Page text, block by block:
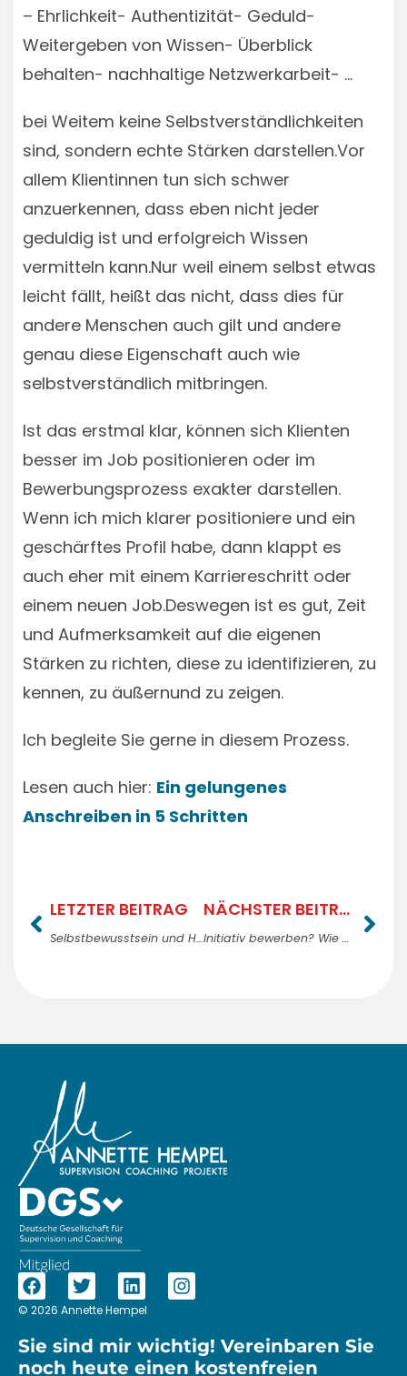
– Ehrlichkeit- Authentizität- Geduld-
Weitergeben von Wissen- Überblick
behalten- nachhaltige Netzwerkarbeit- …
bei Weitem keine Selbstverständlichkeiten
sind, sondern echte Stärken darstellen.Vor
allem Klientinnen tun sich schwer
anzuerkennen, dass eben nicht jeder
geduldig ist und erfolgreich Wissen
vermitteln kann.Nur weil einem selbst etwas
leicht fällt, heißt das nicht, dass dies für
andere Menschen auch gilt und andere
genau diese Eigenschaft auch wie
selbstverständlich mitbringen.
Ist das erstmal klar, können sich Klienten
besser im Job positionieren oder im
Bewerbungsprozess exakter darstellen.
Wenn ich mich klarer positioniere und ein
geschärftes Profil habe, dann klappt es
auch eher mit einem Karriereschritt oder
einem neuen Job.Deswegen ist es gut, Zeit
und Aufmerksamkeit auf die eigenen
Stärken zu richten, diese zu identifizieren, zu
kennen, zu äußernund zu zeigen.
Ich begleite Sie gerne in diesem Prozess.
Lesen auch hier: ​Ein gelungenes
Anschreiben in 5 Schritten
LETZTER BEITRAG
Selbstbewusstsein und Haltung
NÄCHSTER BEITRAG
Initiativ bewerben? Wie geht das?
© 2026 Annette Hempel
Sie sind mir wichtig! Vereinbaren Sie
noch heute einen kostenfreien